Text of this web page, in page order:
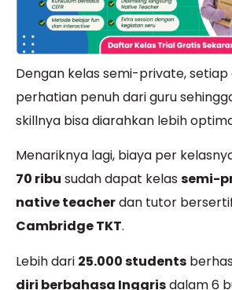
Dengan kelas semi-private,
perhatian penuh dari guru
skillnya bisa diarahkan lebih
Menariknya lagi, biaya per
70 ribu sudah dapat kelas semi-
native teacherdan tutor
Cambridge TKT.
Lebih dari 25.000 students
diri berbahasa Inggrisdalam 6